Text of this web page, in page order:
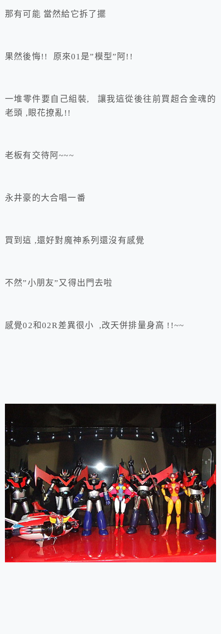
那有可能 當然給它拆了擺
果然後悔!! 原來01是”模型”阿!!
一堆零件要自己組裝, 讓我這從後往前買超合金魂的
老頭 ,眼花撩亂!!
老板有交待阿~~~
永井豪的大合唱一番
買到這 ,還好對魔神系列還沒有感覺
不然”小朋友”又得出門去啦
感覺02和02R差異很小 ,改天併排量身高 !!~~